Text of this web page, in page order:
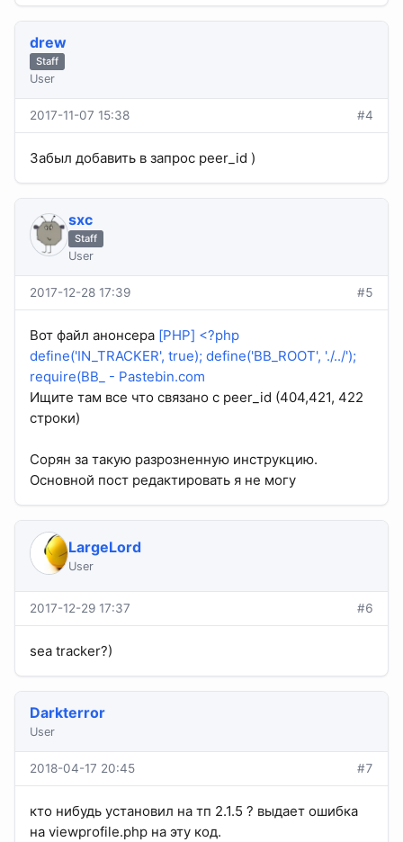
drew
Staff
User
2017-11-07 15:38 #4
Забыл добавить в запрос peer_id )
sхс
Staff
User
2017-12-28 17:39 #5
Вот файл анонсера [PHP] <?php
define('IN_TRACKER', true); define('BB_ROOT', './../');
require(BB_ - Pastebin.com
Ищите там все что связано с peer_id (404,421, 422
строки)
Сорян за такую разрозненную инструкцию.
Основной пост редактировать я не могу
LargeLord
User
2017-12-29 17:37 #6
sea tracker?)
Darkterror
User
2018-04-17 20:45 #7
кто нибудь установил на тп 2.1.5 ? выдает ошибка
на viewprofile.php на эту код.